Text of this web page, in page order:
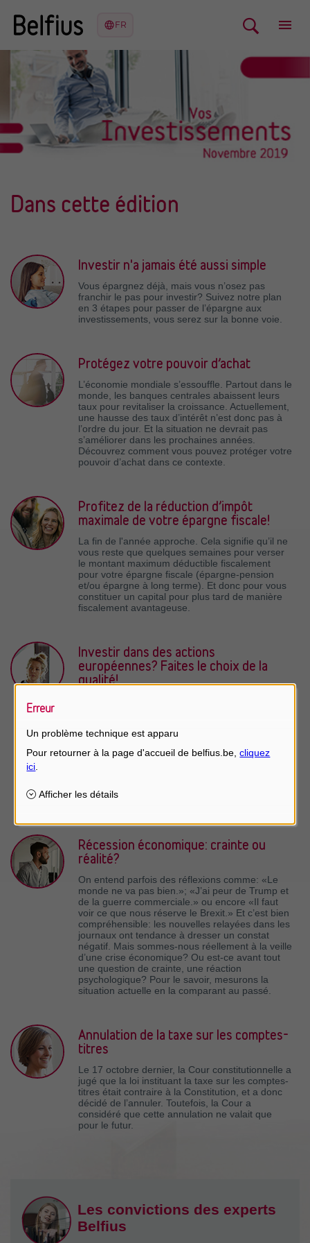
Dans cette édition
Investir n'a jamais été aussi simple
Vous épargnez déjà, mais vous n’osez pas
franchir le pas pour investir? Suivez notre plan
en 3 étapes pour passer de l’épargne aux
investissements, vous serez sur la bonne voie.
Protégez votre pouvoir d’achat
L’économie mondiale s’essouffle. Partout dans le
monde, les banques centrales abaissent leurs
taux pour revitaliser la croissance. Actuellement,
une hausse des taux d’intérêt n’est donc pas à
l’ordre du jour. Et la situation ne devrait pas
s’améliorer dans les prochaines années.
Découvrez comment vous pouvez protéger votre
pouvoir d’achat dans ce contexte.
Profitez de la réduction d’impôt
maximale de votre épargne fiscale!
La fin de l'année approche. Cela signifie qu’il ne
vous reste que quelques semaines pour verser
le montant maximum déductible fiscalement
pour votre épargne fiscale (épargne-pension
et/ou épargne à long terme). Et donc pour vous
constituer un capital pour plus tard de manière
fiscalement avantageuse.
Investir dans des actions
européennes? Faites le choix de la
qualité!
ses perspectives de croissance. Les principaux
dans le secteur industriel. Pourtant, Geoffroy
qu’il y a toujours une place pour les actions
européennes dans votre portefeuille.
Récession économique: crainte ou
réalité?
On entend parfois des réflexions comme: «Le
monde ne va pas bien.»; «J’ai peur de Trump et
de la guerre commerciale.» ou encore «Il faut
voir ce que nous réserve le Brexit.» Et c’est bien
compréhensible: les nouvelles relayées dans les
journaux ont tendance à dresser un constat
négatif. Mais sommes-nous réellement à la veille
d’une crise économique? Ou est-ce avant tout
une question de crainte, une réaction
psychologique? Pour le savoir, mesurons la
situation actuelle en la comparant au passé.
Annulation de la taxe sur les comptes-
titres
Le 17 octobre dernier, la Cour constitutionnelle a
jugé que la loi instituant la taxe sur les comptes-
titres était contraire à la Constitution, et a donc
décidé de l’annuler. Toutefois, la Cour a
considéré que cette annulation ne valait que
pour le futur.
Les convictions des experts
Belfius
Erreur
Un problème technique est apparu